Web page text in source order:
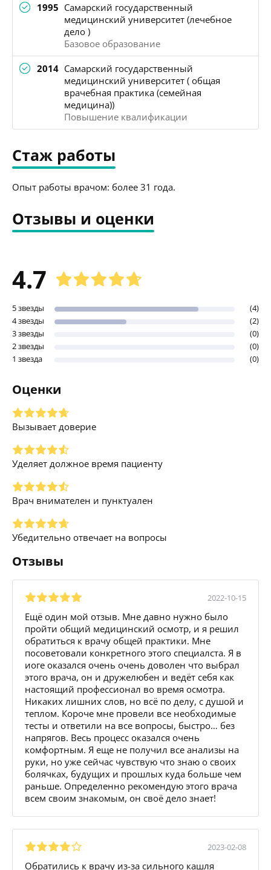
1995 Самарский государственный
медицинский университет (лечебное
дело )
Базовое образование
2014 Самарский государственный
медицинский университет ( общая
врачебная практика (семейная
медицина))
Повышение квалификации
Стаж работы
Опыт работы врачом: более 31 года.
Отзывы и оценки
4.7
5 звезды
(4)
4 звезды
(2)
3 звезды
(0)
2 звезды
(0)
1 звезда
(0)
Оценки
Вызывает доверие
Уделяет должное время пациенту
Врач внимателен и пунктуален
Убедительно отвечает на вопросы
Отзывы
2022-10-15
Ещё один мой отзыв. Мне давно нужно было
пройти общий медицинский осмотр, и я решил
обратиться к врачу общей практики. Мне
посоветовали конкретного этого специалста. Я в
иоге оказался очень очень доволен что выбрал
этого врача, он и дружелюбен и ведёт себя как
настоящий профессионал во время осмотра.
Никаких лишних слов, но всё по делу, с душой и
теплом. Короче мне провели все необходимые
тесты и ответили на все вопросы, быстро… без
напрягов. Весь процесс оказался очень
комфортным. Я еще не получил все анализы на
руки, но уже сейчас чувствую что знаю о своих
болячках, будущих и прошлых куда больше чем
раньше. Определенно рекомендую этого врача
всем своим знакомым, он своё дело знает!
2023-02-08
Обратились к врачу из-за сильного кашля